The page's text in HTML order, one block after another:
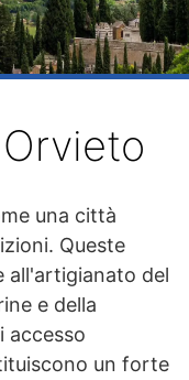
una città
Queste
all'artigianato del
e della
accesso
un forte